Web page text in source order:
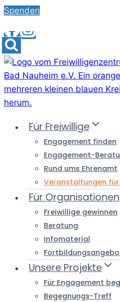
Skip
content
Spenden
Für Freiwillige
Engagement finden
Engagement-
Rund ums Ehrenamt
Veranstaltungen für
Für Organisationen
Freiwillige gewinnen
Beratung
Infomaterial
Unsere Projekte
Für Engagement
Begegnungs-Treff